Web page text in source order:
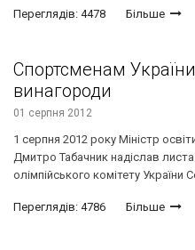
Переглядів: 4478 Більше
Спортсменам
винагороди
01 серпня 2012
1 серпня 2012 року Міністр
Дмитро Табачник надіслав
олімпійського комітету України
Переглядів: 4786 Більше